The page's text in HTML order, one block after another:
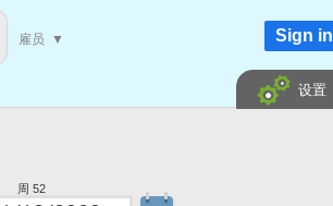
周 52
雇员 ▼ Sign in
设置